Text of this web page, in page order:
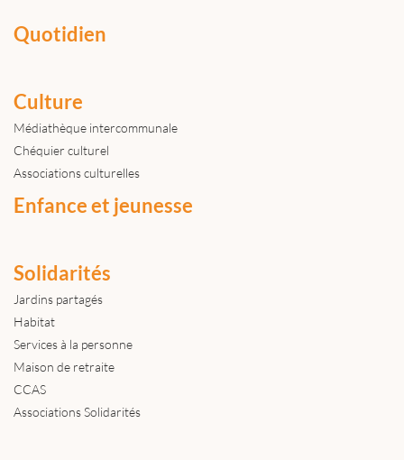
Quotidien
Culture
Médiathèque intercommunale
Chéquier culturel
Associations culturelles
Enfance et jeunesse
Solidarités
Jardins partagés
Habitat
Services à la personne
Maison de retraite
CCAS
Associations Solidarités